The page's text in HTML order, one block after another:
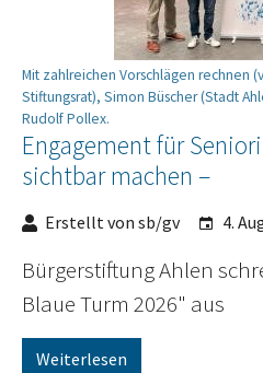
Mit zahlreichen Vorschlägen rechnen
Stiftungsrat), Simon Büscher (Stadt
Rudolf Pollex.
Engagement für
sichtbar machen –
Erstellt von sb/gv 4.
Bürgerstiftung Ahlen
Blaue Turm 2026" aus
Weiterlesen